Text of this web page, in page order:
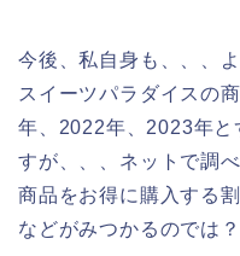
今後、私自身も、、、
スイーツパラダイスの
年、2022年、2023年と
すが、、、ネットで調
商品をお得に購入する
などがみつかるのでは